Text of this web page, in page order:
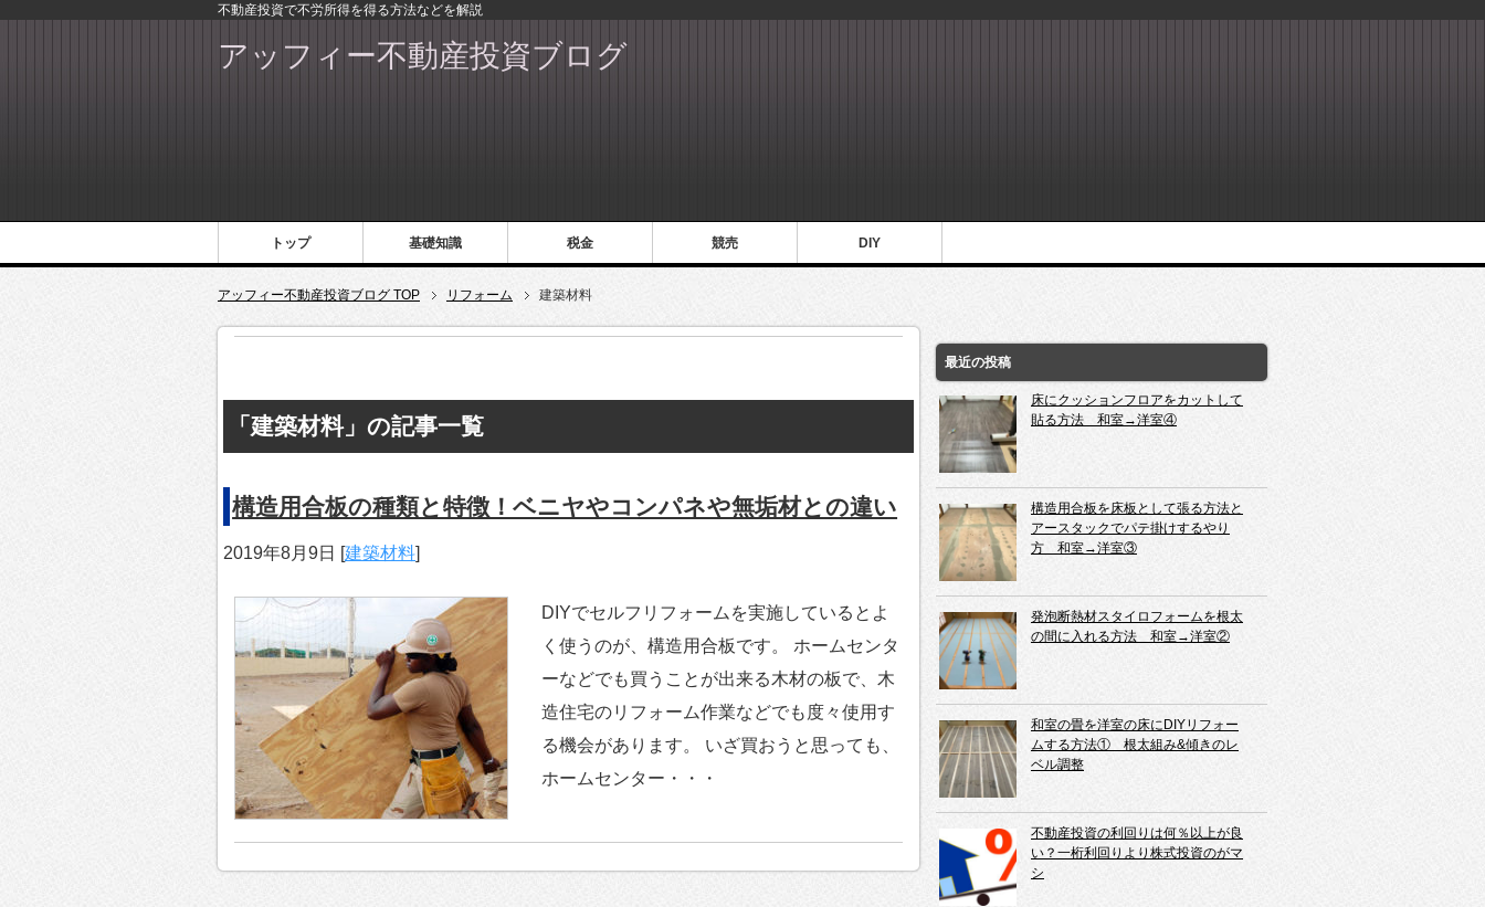
不動産投資で不労所得を得る方法などを解説
アッフィー不動産投資ブログ
トップ 基礎知識 税金 競売 DIY
アッフィー不動産投資ブログ TOP リフォーム 建築材料
「建築材料」の記事一覧
構造用合板の種類と特徴！ベニヤやコンパネや無垢材との違い
2019年8月9日 [建築材料]
DIYでセルフリフォームを実施しているとよ
く使うのが、構造用合板です。 ホームセンタ
ーなどでも買うことが出来る木材の板で、木
造住宅のリフォーム作業などでも度々使用す
る機会があります。 いざ買おうと思っても、
ホームセンター・・・
最近の投稿
床にクッションフロアをカットして
貼る方法 和室→洋室④
構造用合板を床板として張る方法と
アースタックでパテ掛けするやり
方 和室→洋室③
発泡断熱材スタイロフォームを根太
の間に入れる方法 和室→洋室②
和室の畳を洋室の床にDIYリフォー
ムする方法① 根太組み&傾きのレ
ベル調整
不動産投資の利回りは何％以上が良
い？一桁利回りより株式投資のがマ
シ